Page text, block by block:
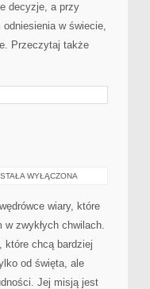
decyzje, a przy
w świecie,
Przeczytaj także
WYŁĄCZONA
wiary, które
zwykłych chwilach.
które chcą bardziej
od święta, ale
Jej misją jest